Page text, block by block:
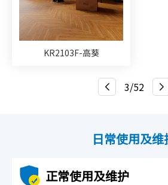
KR2103F-高葵
3/52
日常使用及维
正常使用及维护